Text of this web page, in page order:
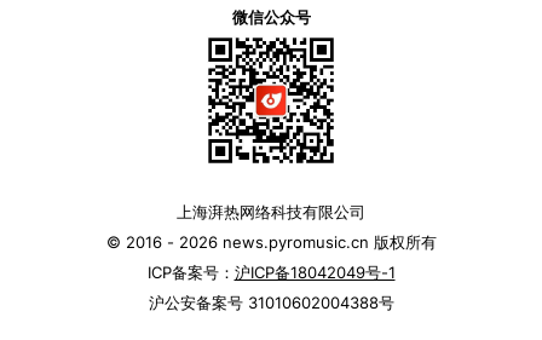
微信公众号
上海湃热网络科技有限公司
© 2016 - 2026 news.pyromusic.cn 版权所有
ICP备案号： 沪ICP备18042049号-1
沪公安备案号 31010602004388号